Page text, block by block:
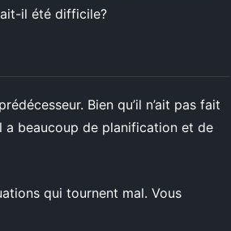
il été difficile?
Bien qu’il n’ait pas fait
a beaucoup de planification et de
qui tournent mal. Vous